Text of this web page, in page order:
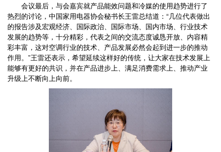
会议最后，与会嘉宾就产品能效问题和冷媒的使用趋势进行了
热烈的讨论，中国家用电器协会秘书长王雷总结道：“几位代表做出
的报告涉及宏观经济、国际政治、国际市场、国内市场、行业技术
发展的趋势等，十分精彩，代表之间的交流态度诚恳开放、内容精
彩丰富，这对空调行业的技术、产品发展必然会起到进一步的推动
作用。”王雷还表示，希望延续这样好的传统，让大家在技术发展上
能够有更好的共识，并在产品进步上、满足消费需求上、推动产业
升级上不断向上向前。